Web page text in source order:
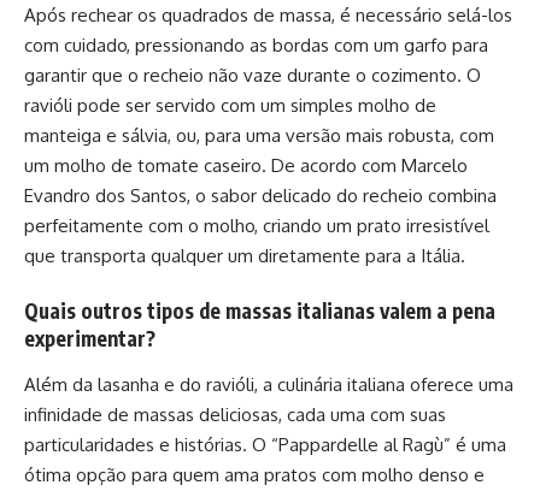
Após rechear os quadrados de massa, é necessário selá-los
com cuidado, pressionando as bordas com um garfo para
garantir que o recheio não vaze durante o cozimento. O
ravióli pode ser servido com um simples molho de
manteiga e sálvia, ou, para uma versão mais robusta, com
um molho de tomate caseiro. De acordo com Marcelo
Evandro dos Santos, o sabor delicado do recheio combina
perfeitamente com o molho, criando um prato irresistível
que transporta qualquer um diretamente para a Itália.
Quais outros tipos de massas italianas valem a pena
experimentar?
Além da lasanha e do ravióli, a culinária italiana oferece uma
infinidade de massas deliciosas, cada uma com suas
particularidades e histórias. O “Pappardelle al Ragù” é uma
ótima opção para quem ama pratos com molho denso e